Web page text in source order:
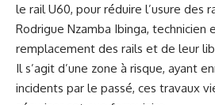
le rail U60, pour réduire l’usure des
Rodrigue Nzamba Ibinga, technicien
remplacement des rails et de leur
Il s’agit d’une zone à risque, ayant
incidents par le passé, ces travaux